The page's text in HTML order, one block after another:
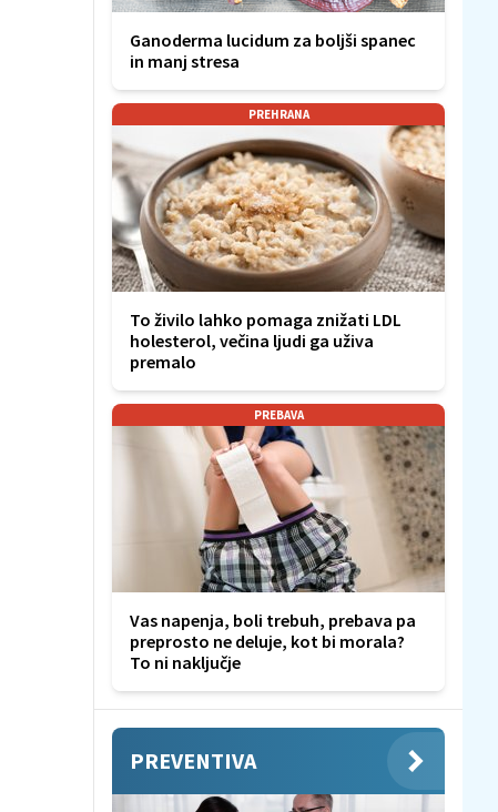
Ganoderma lucidum za boljši spanec
in manj stresa
PREHRANA
To živilo lahko pomaga znižati LDL
holesterol, večina ljudi ga uživa
premalo
PREBAVA
Vas napenja, boli trebuh, prebava pa
preprosto ne deluje, kot bi morala?
To ni naključje
PREVENTIVA